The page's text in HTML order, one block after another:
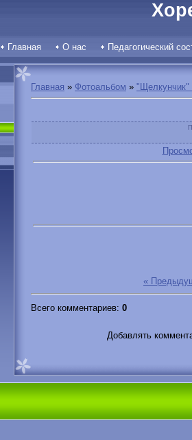
Главная О нас Педагогический
Главная » Фотоальбом » "Щелкунчик"
«
Всего комментариев: 0
Добавлять